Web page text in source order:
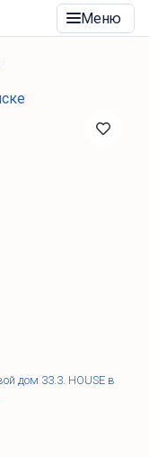
Меню